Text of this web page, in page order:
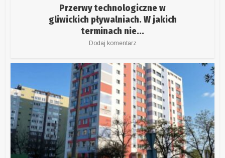
Przerwy technologiczne w
gliwickich pływalniach. W jakich
terminach nie...
Dodaj komentarz